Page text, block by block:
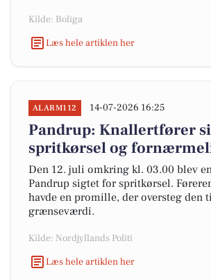
Kilde: Boliga
Læs hele artiklen her
ALARM112 14-07-2026 16:25
Pandrup: Knallertfører
spritkørsel og
Den 12. juli omkring kl. 03.00 blev
Pandrup sigtet for spritkørsel.
havde en promille, der oversteg den
grænseværdi.
Kilde: Nordjyllands Politi
Læs hele artiklen her